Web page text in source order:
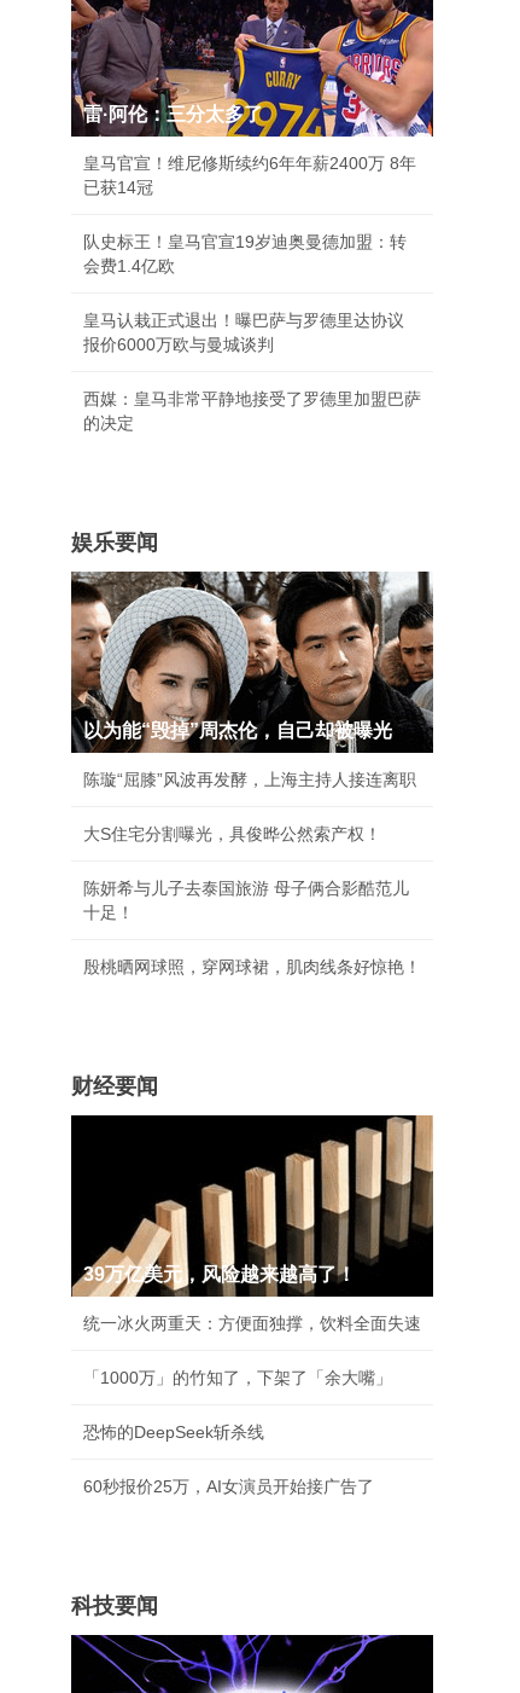
雷·阿伦：三分太多了
皇马官宣！维尼修斯续约6年年薪2400万 8年
已获14冠
队史标王！皇马官宣19岁迪奥曼德加盟：转
会费1.4亿欧
皇马认栽正式退出！曝巴萨与罗德里达协议
报价6000万欧与曼城谈判
西媒：皇马非常平静地接受了罗德里加盟巴萨
的决定
娱乐要闻
以为能“毁掉”周杰伦，自己却被曝光
陈璇“屈膝”风波再发酵，上海主持人接连离职
大S住宅分割曝光，具俊晔公然索产权！
陈妍希与儿子去泰国旅游 母子俩合影酷范儿
十足！
殷桃晒网球照，穿网球裙，肌肉线条好惊艳！
财经要闻
39万亿美元，风险越来越高了！
统一冰火两重天：方便面独撑，饮料全面失速
「1000万」的竹知了，下架了「余大嘴」
恐怖的DeepSeek斩杀线
60秒报价25万，AI女演员开始接广告了
科技要闻